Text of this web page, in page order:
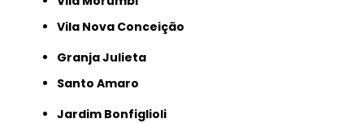
Vila Nova Conceição
Granja Julieta
Santo Amaro
Jardim Bonfiglioli